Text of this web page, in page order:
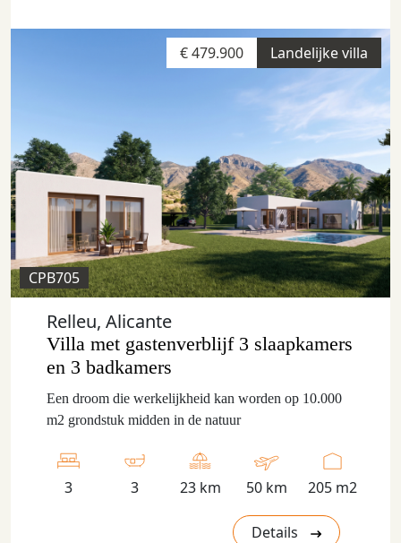
Landelijke villa
€ 479.900
CPB705
Relleu, Alicante
Villa met gastenverblijf 3 slaapkamers
en 3 badkamers
Een droom die werkelijkheid kan worden op 10.000
m2 grondstuk midden in de natuur
3 3 23 km 50 km 205 m2
Details